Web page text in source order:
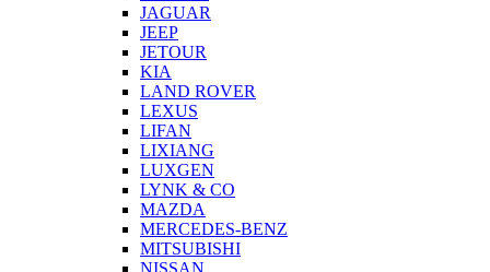
JAGUAR
JEEP
JETOUR
KIA
LAND ROVER
LEXUS
LIFAN
LIXIANG
LUXGEN
LYNK & CO
MAZDA
MERCEDES-BENZ
MITSUBISHI
NISSAN